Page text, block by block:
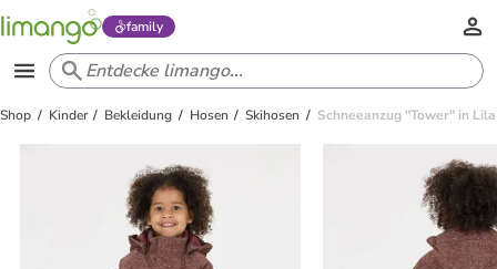
family
Shop Kinder Bekleidung Hosen Skihosen Schneeanzug "Tower" in Lila